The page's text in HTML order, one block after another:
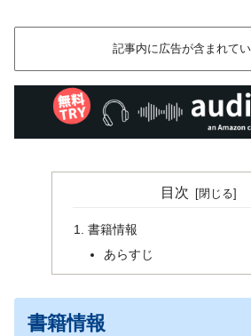
記事内に広告が含まれてい
目次
書籍情報
あらすじ
書籍情報